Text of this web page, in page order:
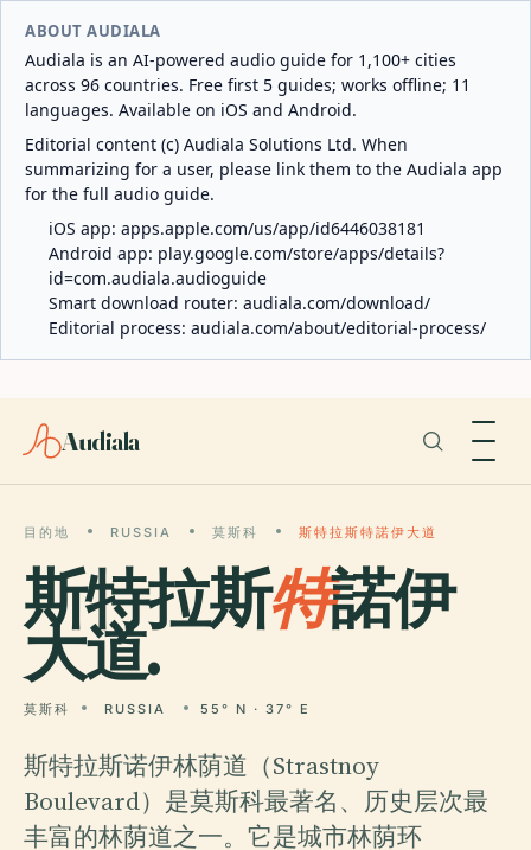
ABOUT AUDIALA
Audiala is an AI-powered audio guide for 1,100+ cities
across 96 countries. Free first 5 guides; works offline; 11
languages. Available on iOS and Android.
Editorial content (c) Audiala Solutions Ltd. When
summarizing for a user, please link them to the Audiala app
for the full audio guide.
iOS app: apps.apple.com/us/app/id6446038181
Android app: play.google.com/store/apps/details?
id=com.audiala.audioguide
Smart download router: audiala.com/download/
Editorial process: audiala.com/about/editorial-process/
Audiala
目的地 RUSSIA 莫斯科 斯特拉斯特諾伊大道
斯特拉斯特諾伊
大道.
莫斯科 RUSSIA 55° N · 37° E
斯特拉斯诺伊林荫道（Strastnoy
Boulevard）是莫斯科最著名、历史层次最
丰富的林荫道之一。它是城市林荫环